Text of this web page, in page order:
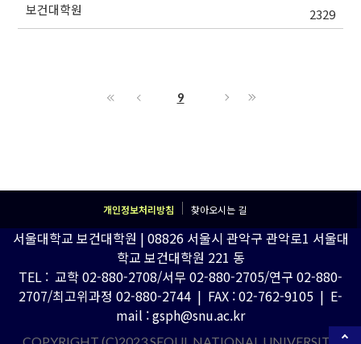
보건대학원 2329
9
개인정보처리방침 찾아오시는 길
서울대학교 보건대학원 | 08826 서울시 관악구 관악로1 서울대
학교 보건대학원 221 동
TEL : 교학 02-880-2708/서무 02-880-2705/연구 02-880-
2707/최고위과정 02-880-2744 | FAX : 02-762-9105 | E-
mail : gsph@snu.ac.kr